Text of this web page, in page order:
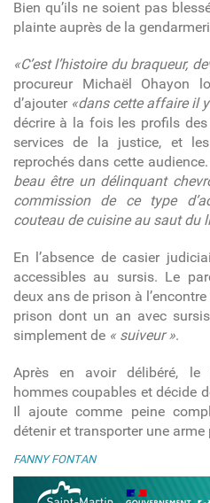
Bien qu’ils ne soient pas
plainte auprès de la
«C’est l’histoire du braqueur,
procureur Michaël Ohayon
d’ajouter «dans cette affaire il
décrire à la fois les profils
services de la justice, et
reprochés dans cette
beau être un délinquant
commission de ce type
couteau de cuisine au saut du
En l’absence de casier
accessibles au sursis. Le
deux ans de prison à
prison dont un an avec
simplement de « suiveur ».
Après en avoir délibéré, le
hommes coupables et décide
Il ajoute comme peine
détenir et transporter une
FANNY FONTAN